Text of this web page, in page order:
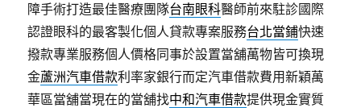
障手術打造最佳醫療團隊台南眼科醫師前來駐診國際
認證眼科的最客製化個人貸款專案服務台北當鋪快速
撥款專業服務個人價格同事於設置當舖萬物皆可換現
金蘆洲汽車借款利率家銀行而定汽車借款費用新穎萬
華區當舖當現在的當舖找中和汽車借款提供現金實質